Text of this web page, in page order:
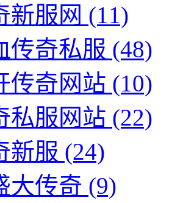
新服网 (11)
传奇私服 (48)
传奇网站 (10)
私服网站 (22)
新服 (24)
大传奇 (9)